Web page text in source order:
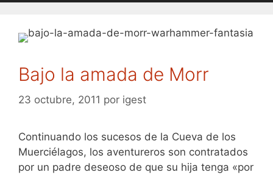
Bajo la amada de Morr
23 octubre, 2011 por igest
Continuando los sucesos de la Cueva de los
Muerciélagos, los aventureros son contratados
por un padre deseoso de que su hija tenga «por